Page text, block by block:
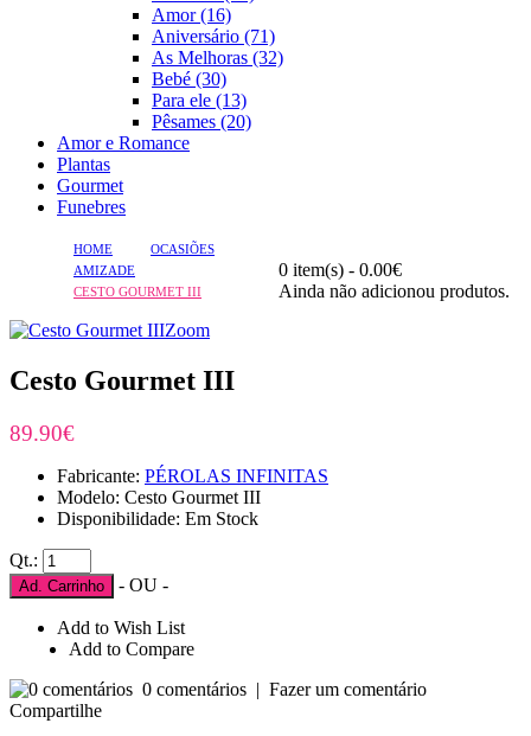
Amor (16)
Aniversário (71)
As Melhoras (32)
Bebé (30)
Para ele (13)
Pêsames (20)
Amor e Romance
Plantas
Gourmet
Funebres
0 item(s) - 0.00€
Ainda não adicionou produtos.
HOME
OCASIÕES
AMIZADE
CESTO GOURMET III
Zoom
Cesto Gourmet III
89.90€
Fabricante: PÉROLAS INFINITAS
Modelo: Cesto Gourmet III
Disponibilidade: Em Stock
Qt.:
Ad. Carrinho - OU -
Add to Wish List
Add to Compare
0 comentários | Fazer um comentário
Compartilhe